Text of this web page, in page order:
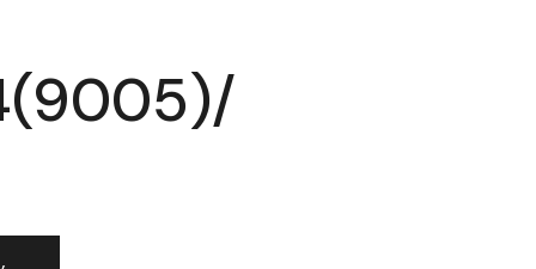
дверная Guardian (Гардиан) 4131 Вега (черный муар) /